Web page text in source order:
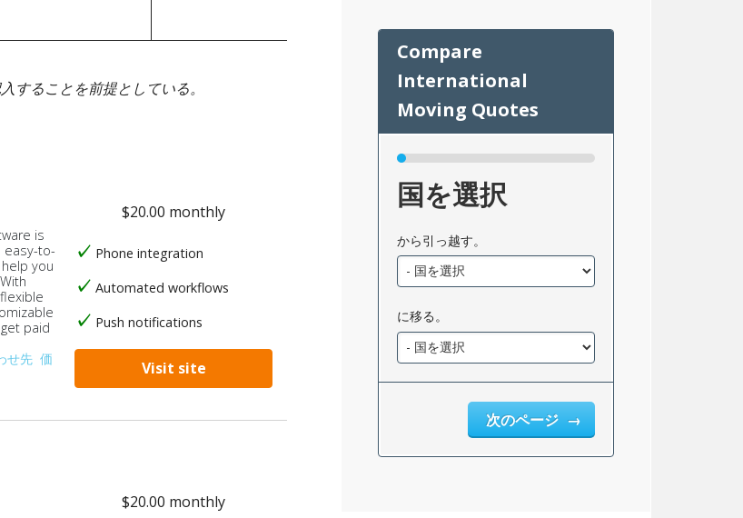
することを前提としている。
is
easy-to-
you
paid
せ先 価
$20.00 monthly
Phone integration
Automated workflows
Push notifications
Visit site
$20.00 monthly
国を選択
から引っ越す。
に移る。
次のページ